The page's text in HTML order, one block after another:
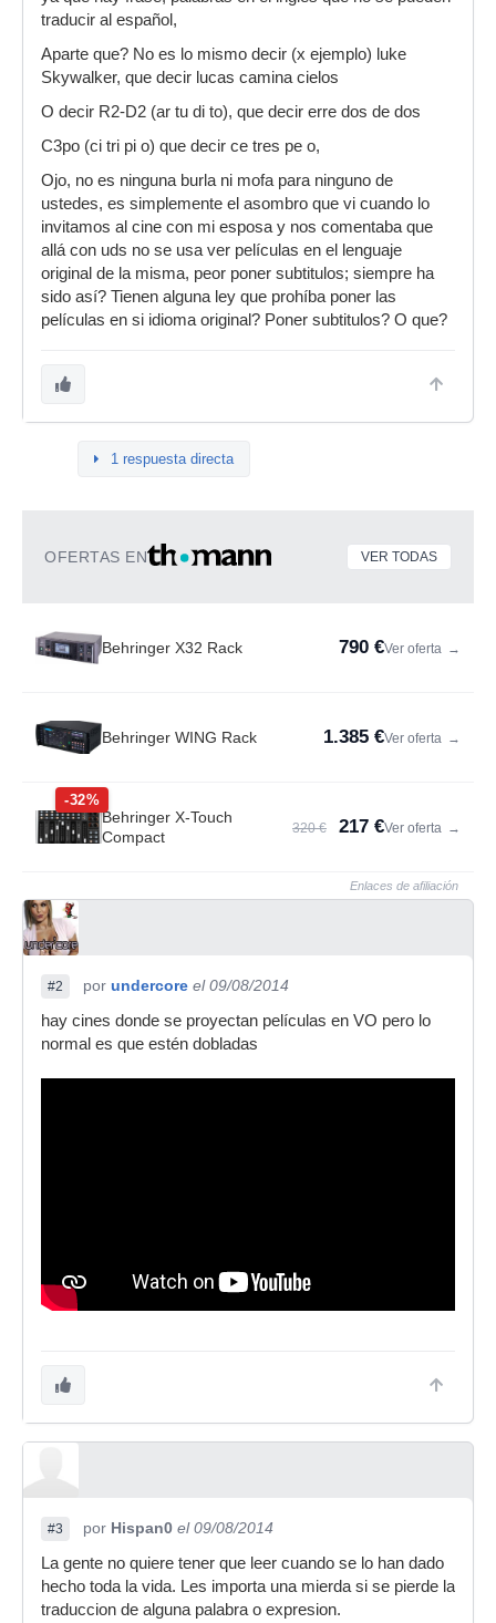
traducir al español,
Aparte que? No es lo mismo decir (x ejemplo) luke
Skywalker, que decir lucas camina cielos
O decir R2-D2 (ar tu di to), que decir erre dos de dos
C3po (ci tri pi o) que decir ce tres pe o,
Ojo, no es ninguna burla ni mofa para ninguno de
ustedes, es simplemente el asombro que vi cuando lo
invitamos al cine con mi esposa y nos comentaba que
allá con uds no se usa ver películas en el lenguaje
original de la misma, peor poner subtitulos; siempre ha
sido así? Tienen alguna ley que prohíba poner las
películas en si idioma original? Poner subtitulos? O que?
1 respuesta directa
OFERTAS EN VER TODAS
Behringer X32 Rack 790 €Ver oferta →
Behringer WING Rack 1.385 €Ver oferta →
-32%
Behringer X-Touch
Compact
320 € 217 €Ver oferta →
Enlaces de afiliación
#2 por undercore el 09/08/2014
hay cines donde se proyectan películas en VO pero lo
normal es que estén dobladas
#3 por Hispan0 el 09/08/2014
La gente no quiere tener que leer cuando se lo han dado
hecho toda la vida. Les importa una mierda si se pierde la
traduccion de alguna palabra o expresion.